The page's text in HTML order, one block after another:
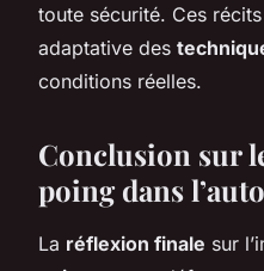
toute sécurité. Ces
adaptative des
conditions réelles.
Conclusion sur
poing dans
La réflexion finale sur